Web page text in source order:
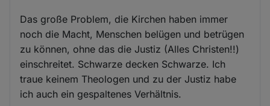
Das große Problem, die Kirchen haben immer
noch die Macht, Menschen belügen und betrügen
zu können, ohne das die Justiz (Alles Christen!!)
einschreitet. Schwarze decken Schwarze. Ich
traue keinem Theologen und zu der Justiz habe
ich auch ein gespaltenes Verhältnis.